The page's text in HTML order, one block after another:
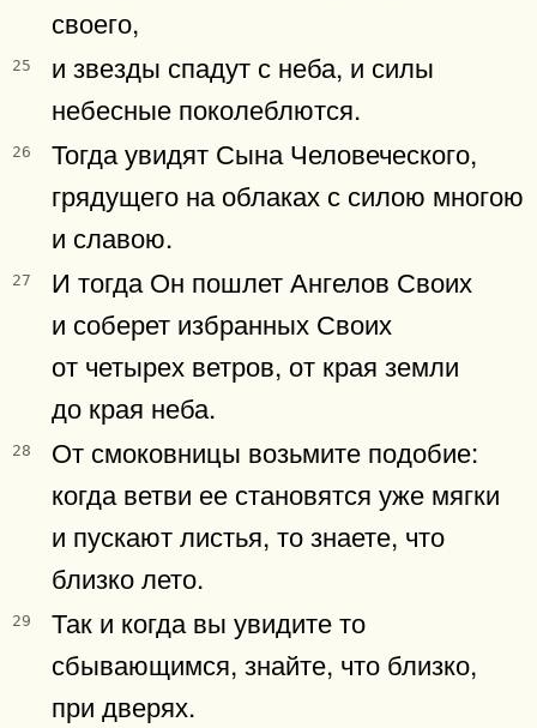
своего,
25
и звезды спадут с неба, и силы
небесные поколеблются.
26
Тогда увидят Сына Человеческого,
грядущего на облаках с силою многою
и славою.
27
И тогда Он пошлет Ангелов Своих
и соберет избранных Своих
от четырех ветров, от края земли
до края неба.
28
От смоковницы возьмите подобие:
когда ветви ее становятся уже мягки
и пускают листья, то знаете, что
близко лето.
29
Так и когда вы увидите то
сбывающимся, знайте, что близко,
при дверях.